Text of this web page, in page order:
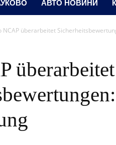
АВТО НОВИНИ
NCAP überarbeitet
überarbeitet